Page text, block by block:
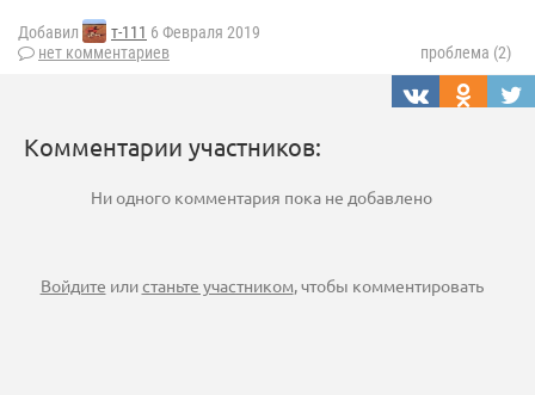
Добавил т-111 6 Февраля 2019
нет комментариев
проблема (2)
Комментарии участников:
Ни одного комментария пока не добавлено
Войдите илистаньте участником, чтобы комментировать